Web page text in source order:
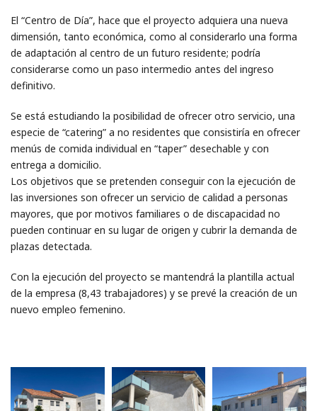
El “Centro de Día”, hace que el proyecto adquiera una nueva
dimensión, tanto económica, como al considerarlo una forma
de adaptación al centro de un futuro residente; podría
considerarse como un paso intermedio antes del ingreso
definitivo.
Se está estudiando la posibilidad de ofrecer otro servicio, una
especie de “catering” a no residentes que consistiría en ofrecer
menús de comida individual en “taper” desechable y con
entrega a domicilio.
Los objetivos que se pretenden conseguir con la ejecución de
las inversiones son ofrecer un servicio de calidad a personas
mayores, que por motivos familiares o de discapacidad no
pueden continuar en su lugar de origen y cubrir la demanda de
plazas detectada.
Con la ejecución del proyecto se mantendrá la plantilla actual
de la empresa (8,43 trabajadores) y se prevé la creación de un
nuevo empleo femenino.